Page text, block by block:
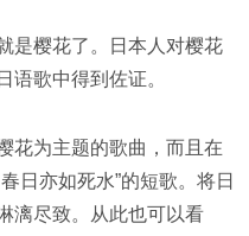
是樱花了。日本人对樱花
语歌中得到佐证。
花为主题的歌曲，而且在
日亦如死水”的短歌。将日
漓尽致。从此也可以看